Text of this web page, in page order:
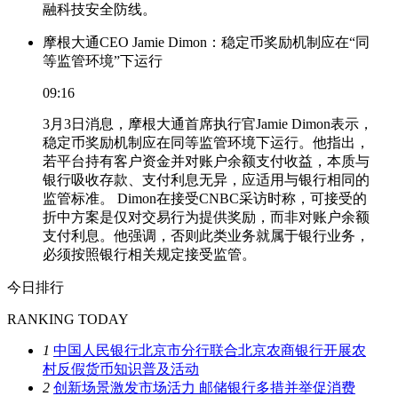
融科技安全防线。
摩根大通CEO Jamie Dimon：稳定币奖励机制应在“同
等监管环境”下运行
09:16
3月3日消息，摩根大通首席执行官Jamie Dimon表示，
稳定币奖励机制应在同等监管环境下运行。他指出，
若平台持有客户资金并对账户余额支付收益，本质与
银行吸收存款、支付利息无异，应适用与银行相同的
监管标准。 Dimon在接受CNBC采访时称，可接受的
折中方案是仅对交易行为提供奖励，而非对账户余额
支付利息。他强调，否则此类业务就属于银行业务，
必须按照银行相关规定接受监管。
今日排行
RANKING TODAY
1 中国人民银行北京市分行联合北京农商银行开展农
村反假货币知识普及活动
2 创新场景激发市场活力 邮储银行多措并举促消费